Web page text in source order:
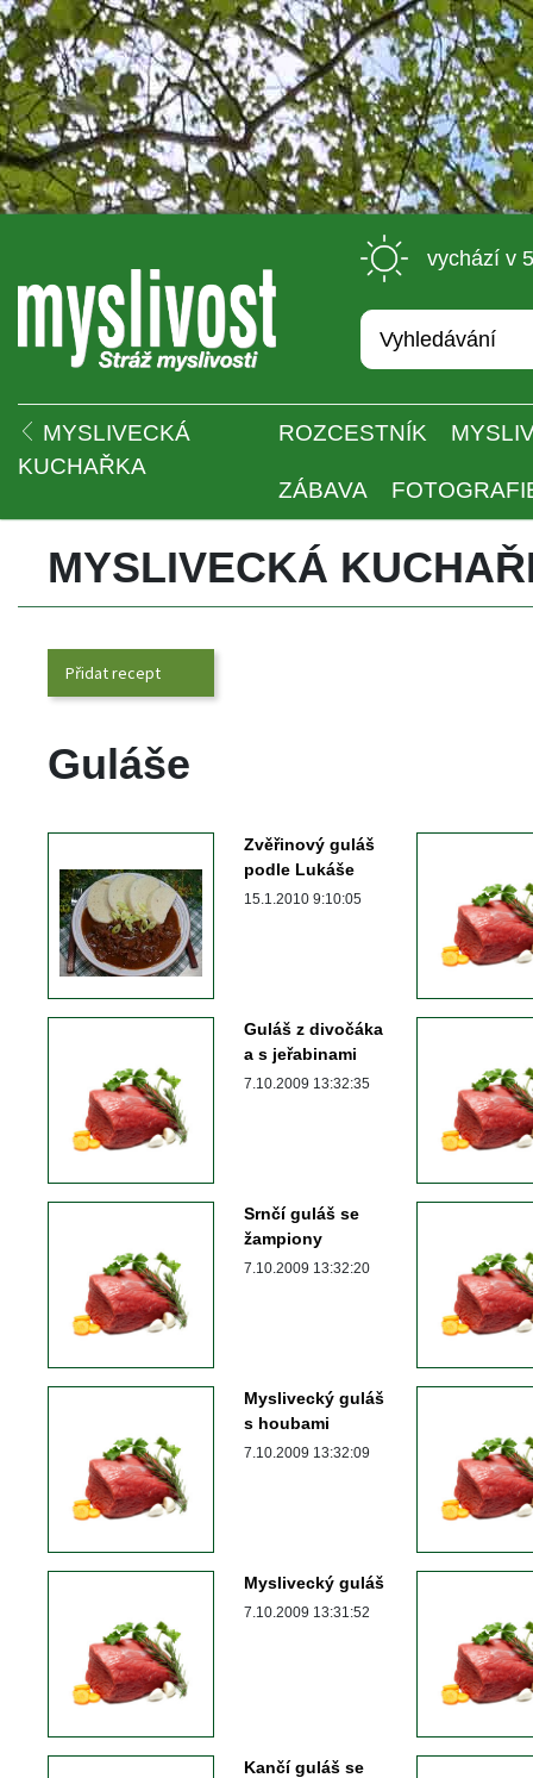
vychází v
MYSLIVECKÁ
KUCHAŘKA
ROZCESTNÍK
ZÁBAVA
MYSLIVECKÁ
Přidat recept
Guláše
Zvěřinový guláš
podle Lukáše
15.1.2010 9:10:05
Guláš z divočáka
a s jeřabinami
7.10.2009 13:32:35
Srnčí guláš se
žampiony
7.10.2009 13:32:20
Myslivecký guláš
houbami
7.10.2009 13:32:09
Myslivecký guláš
7.10.2009 13:31:52
Kančí guláš se